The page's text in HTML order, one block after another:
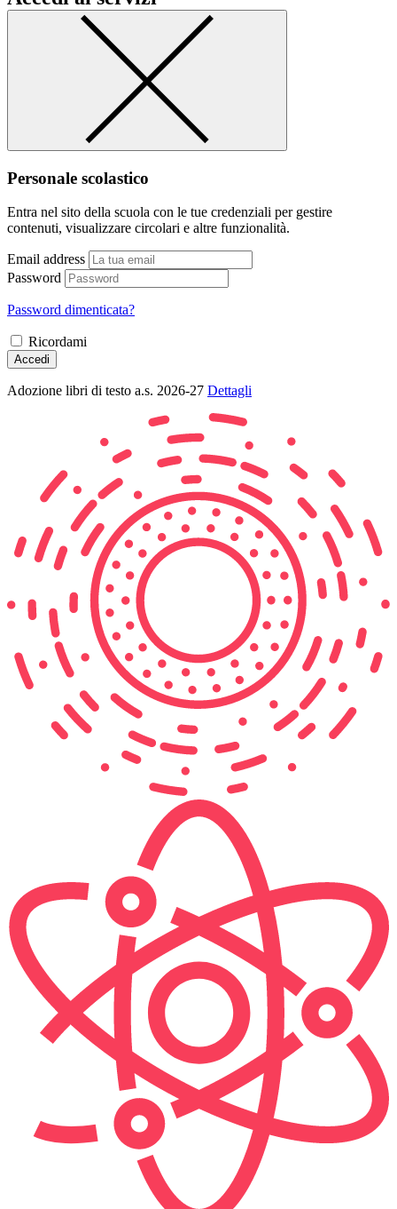
Personale scolastico
Entra nel sito della scuola con le tue credenziali per gestire
contenuti, visualizzare circolari e altre funzionalità.
Email address
Password
Password dimenticata?
Ricordami
Accedi
Adozione libri di testo a.s. 2026-27 Dettagli